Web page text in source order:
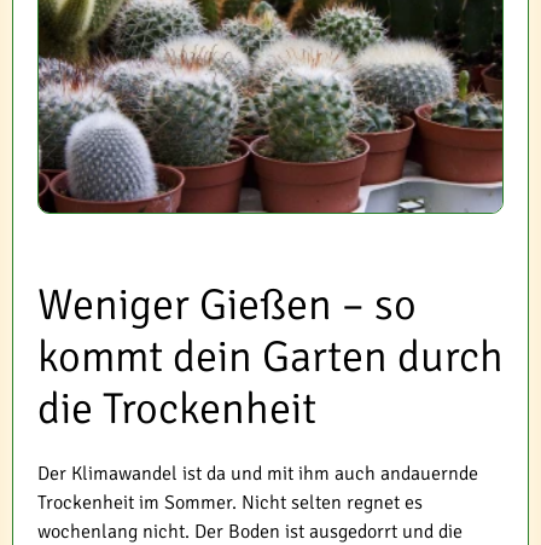
Weniger Gießen – so
kommt dein Garten durch
die Trockenheit
Der Klimawandel ist da und mit ihm auch andauernde
Trockenheit im Sommer. Nicht selten regnet es
wochenlang nicht. Der Boden ist ausgedorrt und die